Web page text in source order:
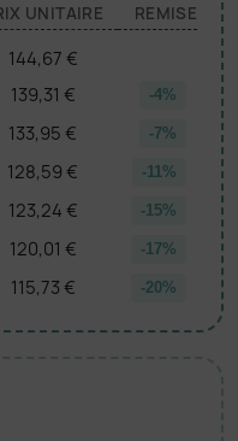
UNITAIRE REMISE
144,67 €
139,31 € -4%
133,95 € -7%
128,59 € -11%
123,24 € -15%
120,01 € -17%
115,73 € -20%